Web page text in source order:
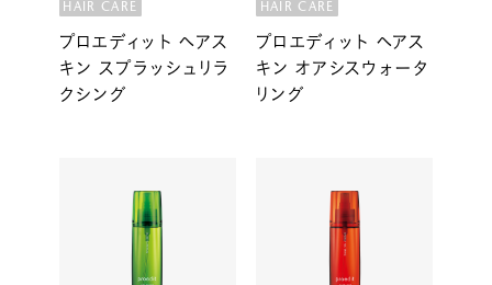
HAIR CARE
プロエディット ヘアス
キン スプラッシュリラ
クシング
HAIR CARE
プロエディット ヘアス
キン オアシスウォータ
リング